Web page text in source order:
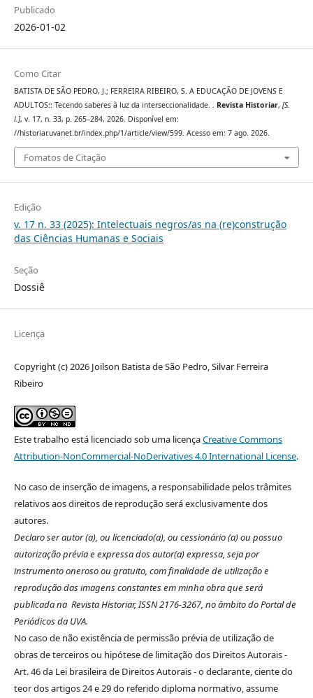
Publicado
2026-01-02
Como Citar
BATISTA DE SÃO PEDRO, J.; FERREIRA RIBEIRO, S. A EDUCAÇÃO DE JOVENS E
ADULTOS:: Tecendo saberes à luz da interseccionalidade. . Revista Historiar, [S.
l.], v. 17, n. 33, p. 265–284, 2026. Disponível em:
//historiar.uvanet.br/index.php/1/article/view/599. Acesso em: 7 ago. 2026.
Fomatos de Citação
Edição
v. 17 n. 33 (2025): Intelectuais negros/as na (re)construção
das Ciências Humanas e Sociais
Seção
Dossiê
Licença
Copyright (c) 2026 Joilson Batista de São Pedro, Silvar Ferreira
Ribeiro
Este trabalho está licenciado sob uma licençaCreative Commons
Attribution-NonCommercial-NoDerivatives 4.0 International License.
No caso de inserção de imagens, a responsabilidade pelos trâmites
relativos aos direitos de reprodução será exclusivamente dos
autores.
Declaro ser autor (a), ou licenciado(a), ou cessionário (a) ou possuo
autorização prévia e expressa dos autor(a) expressa, seja por
instrumento oneroso ou gratuito, com finalidade de utilização e
reprodução das imagens constantes em minha obra que será
publicada na Revista Historiar, ISSN 2176-3267, no âmbito do Portal de
Periódicos da UVA.
No caso de não existência de permissão prévia de utilização de
obras de terceiros ou hipótese de limitação dos Direitos Autorais -
Art. 46 da Lei brasileira de Direitos Autorais - o declarante, ciente do
teor dos artigos 24 e 29 do referido diploma normativo, assume